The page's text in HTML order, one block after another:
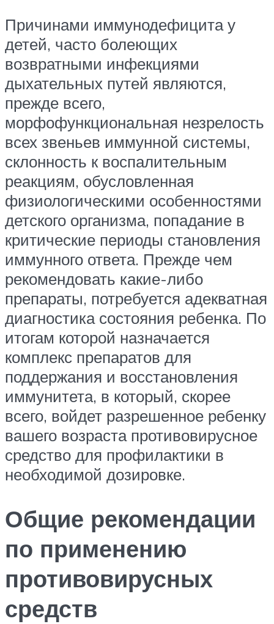
Причинами иммунодефицита у
детей, часто болеющих
возвратными инфекциями
дыхательных путей являются,
прежде всего,
морфофункциональная незрелость
всех звеньев иммунной системы,
склонность к воспалительным
реакциям, обусловленная
физиологическими особенностями
детского организма, попадание в
критические периоды становления
иммунного ответа. Прежде чем
рекомендовать какие-либо
препараты, потребуется адекватная
диагностика состояния ребенка. По
итогам которой назначается
комплекс препаратов для
поддержания и восстановления
иммунитета, в который, скорее
всего, войдет разрешенное ребенку
вашего возраста противовирусное
средство для профилактики в
необходимой дозировке.
Общие рекомендации
по применению
противовирусных
средств